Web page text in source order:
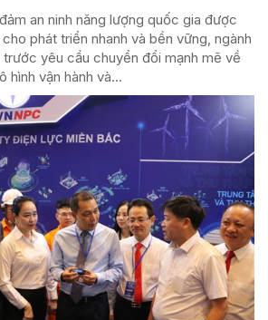
an ninh năng lượng quốc gia được
phát triển nhanh và bền vững, ngành
yêu cầu chuyển đổi mạnh mẽ về
hình vận hành và...